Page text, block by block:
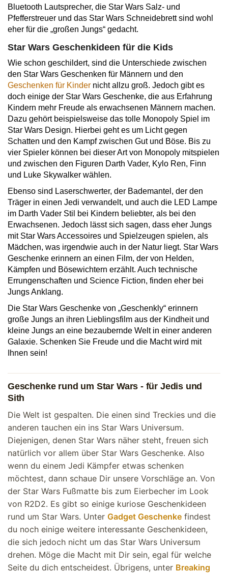
Bluetooth Lautsprecher, die Star Wars Salz- und
Pfefferstreuer und das Star Wars Schneidebrett sind wohl
eher für die „großen Jungs“ gedacht.
Star Wars Geschenkideen für die Kids
Wie schon geschildert, sind die Unterschiede zwischen
den Star Wars Geschenken für Männern und den
Geschenken für Kinder nicht allzu groß. Jedoch gibt es
doch einige der Star Wars Geschenke, die aus Erfahrung
Kindern mehr Freude als erwachsenen Männern machen.
Dazu gehört beispielsweise das tolle Monopoly Spiel im
Star Wars Design. Hierbei geht es um Licht gegen
Schatten und den Kampf zwischen Gut und Böse. Bis zu
vier Spieler können bei dieser Art von Monopoly mitspielen
und zwischen den Figuren Darth Vader, Kylo Ren, Finn
und Luke Skywalker wählen.
Ebenso sind Laserschwerter, der Bademantel, der den
Träger in einen Jedi verwandelt, und auch die LED Lampe
im Darth Vader Stil bei Kindern beliebter, als bei den
Erwachsenen. Jedoch lässt sich sagen, dass eher Jungs
mit Star Wars Accessoires und Spielzeugen spielen, als
Mädchen, was irgendwie auch in der Natur liegt. Star Wars
Geschenke erinnern an einen Film, der von Helden,
Kämpfen und Bösewichtern erzählt. Auch technische
Errungenschaften und Science Fiction, finden eher bei
Jungs Anklang.
Die Star Wars Geschenke von „Geschenkly“ erinnern
große Jungs an ihren Lieblingsfilm aus der Kindheit und
kleine Jungs an eine bezaubernde Welt in einer anderen
Galaxie. Schenken Sie Freude und die Macht wird mit
Ihnen sein!
Geschenke rund um Star Wars - für Jedis und
Sith
Die Welt ist gespalten. Die einen sind Treckies und die
anderen tauchen ein ins Star Wars Universum.
Diejenigen, denen Star Wars näher steht, freuen sich
natürlich vor allem über Star Wars Geschenke. Also
wenn du einem Jedi Kämpfer etwas schenken
möchtest, dann schaue Dir unsere Vorschläge an. Von
der Star Wars Fußmatte bis zum Eierbecher im Look
von R2D2. Es gibt so einige kuriose Geschenkideen
rund um Star Wars. Unter Gadget Geschenke findest
du noch einige weitere interessante Geschenkideen,
die sich jedoch nicht um das Star Wars Universum
drehen. Möge die Macht mit Dir sein, egal für welche
Seite du dich entscheidest. Übrigens, unter Breaking